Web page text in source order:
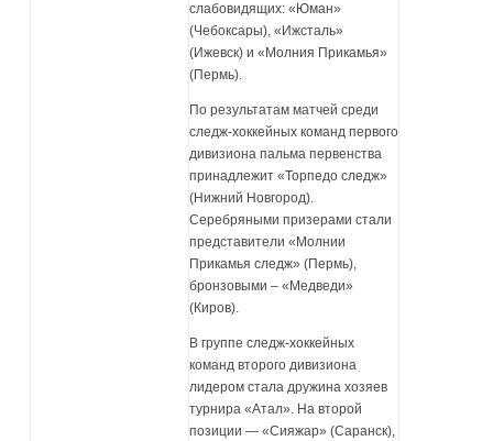
слабовидящих: «Юман»
(Чебоксары), «Ижсталь»
(Ижевск) и «Молния Прикамья»
(Пермь).
По результатам матчей среди
следж-хоккейных команд первого
дивизиона пальма первенства
принадлежит «Торпедо следж»
(Нижний Новгород).
Серебряными призерами стали
представители «Молнии
Прикамья следж» (Пермь),
бронзовыми – «Медведи»
(Киров).
В группе следж-хоккейных
команд второго дивизиона
лидером стала дружина хозяев
турнира «Атал». На второй
позиции — «Сияжар» (Саранск),